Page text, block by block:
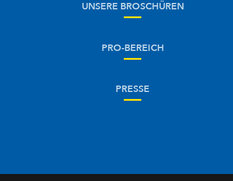
UNSERE BROSCHÜREN
PRO-BEREICH
PRESSE